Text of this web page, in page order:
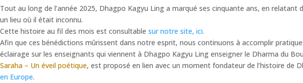
Tout au long de l’année 2025, Dhagpo Kagyu Ling a marqué ses cinquante ans, en
un lieu où il était inconnu.
Cette histoire au fil des mois est consultable sur notre site, ici.
Afin que ces bénédictions mûrissent dans notre esprit, nous continuons à accomplir
éclairage sur les enseignants qui viennent à Dhagpo Kagyu Ling enseigner le Dharma du
Saraha – Un éveil poétique, est proposé en lien avec un moment fondateur de l’histoire de
en Europe.